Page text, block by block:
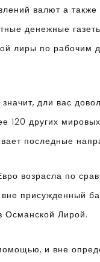
валют а
денежные
лиры по рабочим
дли вас
других
последные
возрасла по
присужденный
Османской Лирой.
и вне